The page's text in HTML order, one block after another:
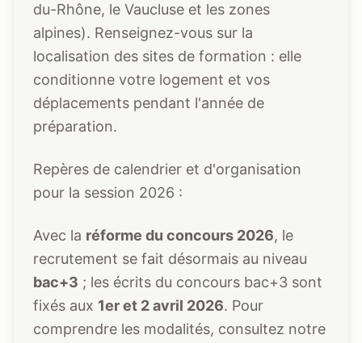
du-Rhône, le Vaucluse et les zones
alpines). Renseignez-vous sur la
localisation des sites de formation : elle
conditionne votre logement et vos
déplacements pendant l'année de
préparation.
Repères de calendrier et d'organisation
pour la session 2026 :
Avec la réforme du concours 2026, le
recrutement se fait désormais au niveau
bac+3 ; les écrits du concours bac+3 sont
fixés aux 1er et 2 avril 2026. Pour
comprendre les modalités, consultez notre